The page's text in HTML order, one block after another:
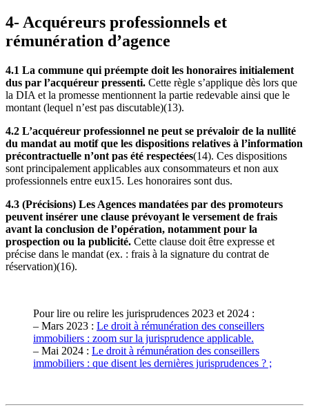
4- Acquéreurs professionnels et
rémunération d’agence
4.1 La commune qui préempte doit les honoraires initialement
dus par l’acquéreur pressenti. Cette règle s’applique dès lors que
la DIA et la promesse mentionnent la partie redevable ainsi que le
montant (lequel n’est pas discutable)(13).
4.2 L’acquéreur professionnel ne peut se prévaloir de la nullité
du mandat au motif que les dispositions relatives à l’information
précontractuelle n’ont pas été respectées(14). Ces dispositions
sont principalement applicables aux consommateurs et non aux
professionnels entre eux15. Les honoraires sont dus.
4.3 (Précisions) Les Agences mandatées par des promoteurs
peuvent insérer une clause prévoyant le versement de frais
avant la conclusion de l’opération, notamment pour la
prospection ou la publicité. Cette clause doit être expresse et
précise dans le mandat (ex. : frais à la signature du contrat de
réservation)(16).
Pour lire ou relire les jurisprudences 2023 et 2024 :
– Mars 2023 : Le droit à rémunération des conseillers
immobiliers : zoom sur la jurisprudence applicable.
– Mai 2024 : Le droit à rémunération des conseillers
immobiliers : que disent les dernières jurisprudences ? ;